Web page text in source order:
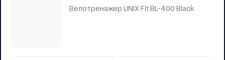
Велотренажер UNIX Fit BL-400 Black